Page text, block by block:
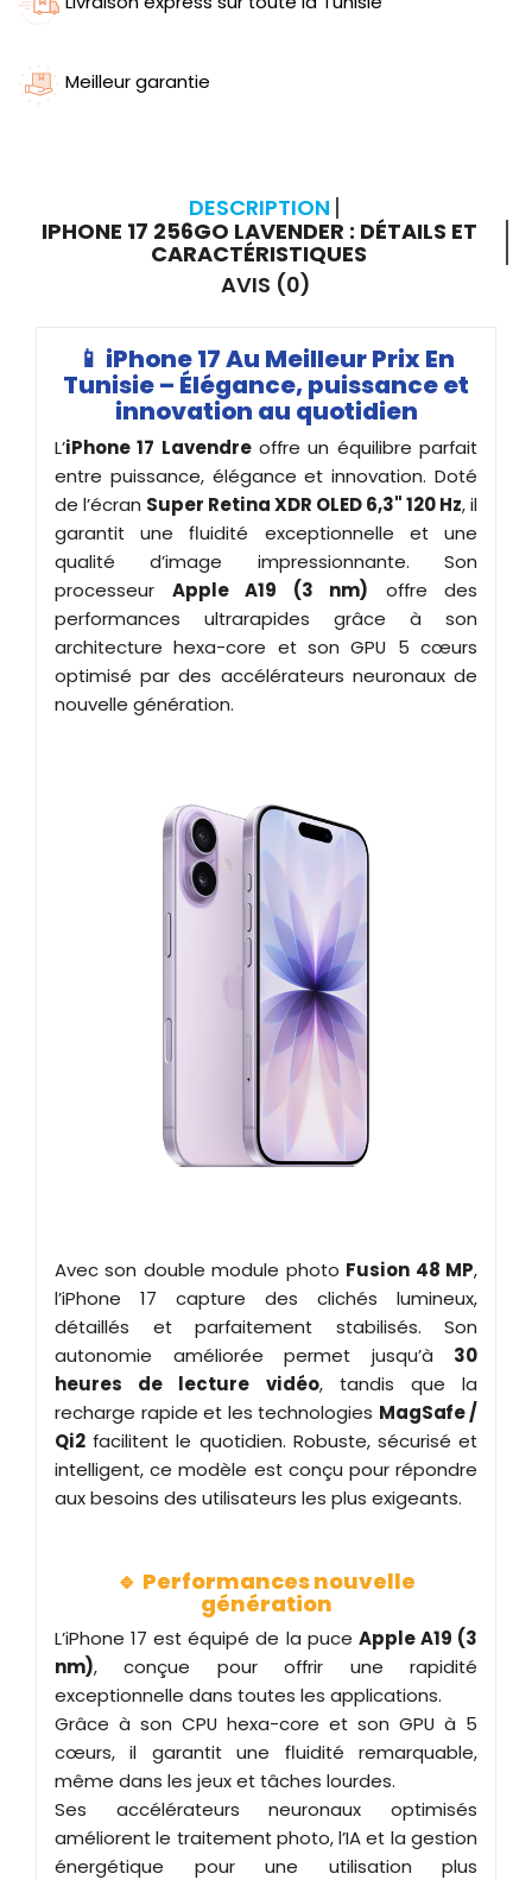
Meilleur garantie
DESCRIPTION
IPHONE 17 256GO LAVENDER : DÉTAILS ET
CARACTÉRISTIQUES
AVIS (0)
📱 iPhone 17 Au Meilleur Prix En
Tunisie – Élégance, puissance et
innovation au quotidien
L’iPhone 17 Lavendreoffre un équilibre parfait
entre puissance, élégance et innovation. Doté
de l’écran Super Retina XDR OLED 6,3" 120 Hz, il
garantit une fluidité exceptionnelle et une
qualité d’image impressionnante. Son
processeur Apple A19 (3 nm) offre des
performances ultrarapides grâce à son
architecture hexa-core et son GPU 5 cœurs
optimisé par des accélérateurs neuronaux de
nouvelle génération.
Avec son double module photo Fusion 48 MP,
l’iPhone 17 capture des clichés lumineux,
détaillés et parfaitement stabilisés. Son
autonomie améliorée permet jusqu’à 30
heures de lecture vidéo, tandis que la
recharge rapide et les technologies MagSafe /
Qi2 facilitent le quotidien. Robuste, sécurisé et
intelligent, ce modèle est conçu pour répondre
aux besoins des utilisateurs les plus exigeants.
🔹 Performances nouvelle
génération
L’iPhone 17 est équipé de la puce Apple A19 (3
nm), conçue pour offrir une rapidité
exceptionnelle dans toutes les applications.
Grâce à son CPU hexa-core et son GPU à 5
cœurs, il garantit une fluidité remarquable,
même dans les jeux et tâches lourdes.
Ses accélérateurs neuronaux optimisés
améliorent le traitement photo, l’IA et la gestion
énergétique pour une utilisation plus